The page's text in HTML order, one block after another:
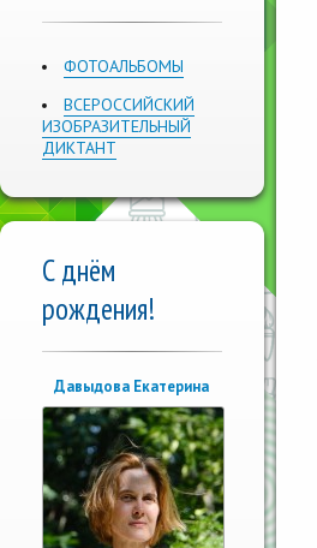
ФОТОАЛЬБОМЫ
ВСЕРОССИЙСКИЙ
ИЗОБРАЗИТЕЛЬНЫЙ
ДИКТАНТ
С днём
рождения!
Давыдова Екатерина